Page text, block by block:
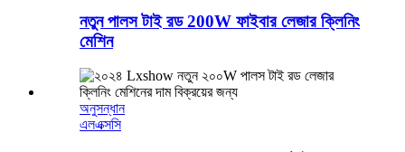
নতুন পালস টাই রড 200W ফাইবার লেজার ক্লিনিং
মেশিন
অনুসন্ধান
এলএক্সসি